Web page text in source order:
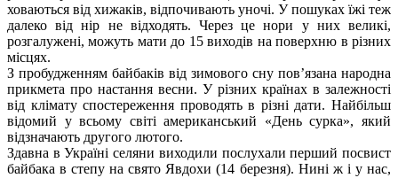
ховаються від хижаків, відпочивають уночі. У пошуках їжі теж
далеко від нір не відходять. Через це нори у них великі,
розгалужені, можуть мати до 15 виходів на поверхню в різних
місцях.
З пробудженням байбаків від зимового сну пов’язана народна
прикмета про настання весни. У різних країнах в залежності
від клімату спостереження проводять в різні дати. Найбільш
відомий у всьому світі американський «День сурка», який
відзначають другого лютого.
Здавна в Україні селяни виходили послухали перший посвист
байбака в степу на свято Явдохи (14 березня). Нині ж і у нас,